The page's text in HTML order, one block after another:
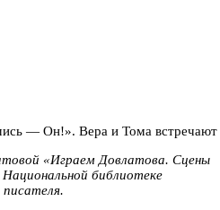
— Он!». Вера и Тома
«Играем Довлатова. Сцены
библиотеке